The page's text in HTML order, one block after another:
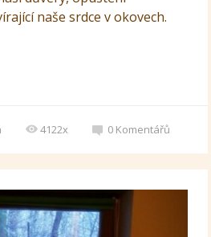
naše srdce v okovech.
4122x 0 Komentářů